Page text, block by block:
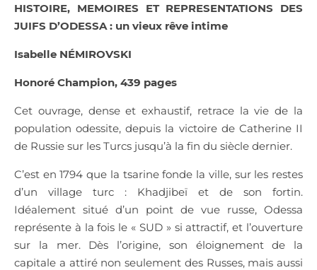
HISTOIRE, MEMOIRES ET REPRESENTATIONS DES
JUIFS D’ODESSA : un vieux rêve intime
Isabelle NÉMIROVSKI
Honoré Champion, 439 pages
Cet ouvrage, dense et exhaustif, retrace la vie de la
population odessite, depuis la victoire de Catherine II
de Russie sur les Turcs jusqu’à la fin du siècle dernier.
C’est en 1794 que la tsarine fonde la ville, sur les restes
d’un village turc : Khadjibeï et de son fortin.
Idéalement situé d’un point de vue russe, Odessa
représente à la fois le « SUD » si attractif, et l’ouverture
sur la mer. Dès l’origine, son éloignement de la
capitale a attiré non seulement des Russes, mais aussi